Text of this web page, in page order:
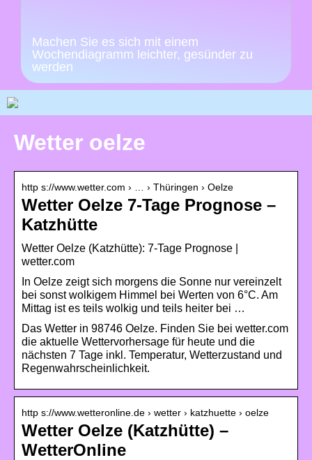
Machen Sie es sich mit einem
Wochendiagramm leichter, gesünder zu
werden
Wetter oelze
http s://www.wetter.com › … › Thüringen › Oelze
Wetter Oelze 7-Tage Prognose –
Katzhütte
Wetter Oelze (Katzhütte): 7-Tage Prognose |
wetter.com
In Oelze zeigt sich morgens die Sonne nur vereinzelt
bei sonst wolkigem Himmel bei Werten von 6°C. Am
Mittag ist es teils wolkig und teils heiter bei …
Das Wetter in 98746 Oelze. Finden Sie bei wetter.com
die aktuelle Wettervorhersage für heute und die
nächsten 7 Tage inkl. Temperatur, Wetterzustand und
Regenwahrscheinlichkeit.
http s://www.wetteronline.de › wetter › katzhuette › oelze
Wetter Oelze (Katzhütte) –
WetterOnline